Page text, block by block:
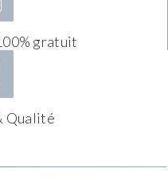
gratuit
Qualité